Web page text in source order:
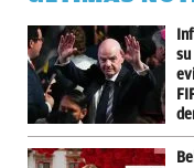
su